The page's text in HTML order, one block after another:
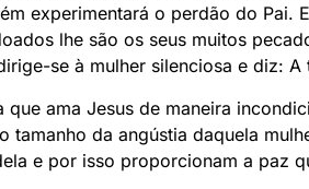
experimentará o perdão do Pai.
lhe são os seus muitos
se à mulher silenciosa e diz:
que ama Jesus de maneira
tamanho da angústia daquela
e por isso proporcionam a paz